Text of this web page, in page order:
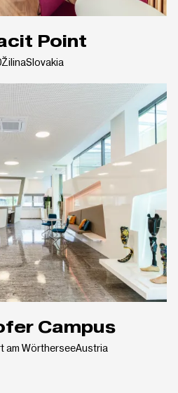
Point
ŽilinaSlovakia
Campus
am WörtherseeAustria